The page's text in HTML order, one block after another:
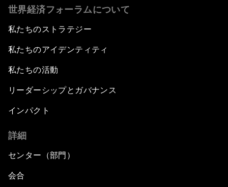
世界経済フォーラムについて
私たちのストラテジー
私たちのアイデンティティ
私たちの活動
リーダーシップとガバナンス
インパクト
詳細
センター（部門）
会合